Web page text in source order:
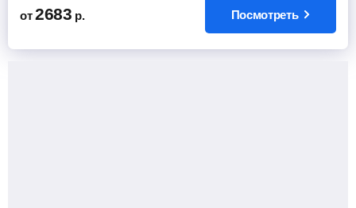
от 2683 р. Посмотреть